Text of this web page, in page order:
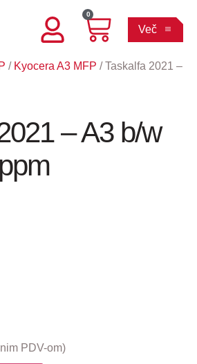
0
Več
/ Kyocera A3 MFP / Taskalfa 2021 –
– A3 b/w
PDV-om)